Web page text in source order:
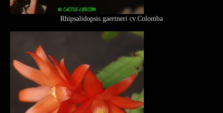
Rhipsalidopsis gaertneri cv.Colomba